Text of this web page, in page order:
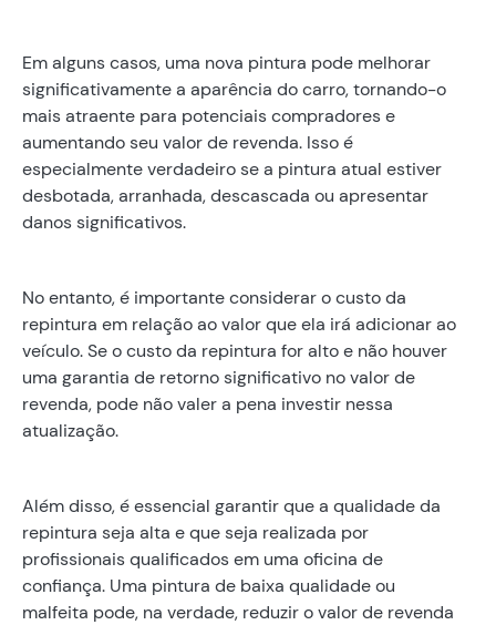
Em alguns casos, uma nova pintura pode melhorar
significativamente a aparência do carro, tornando-o
mais atraente para potenciais compradores e
aumentando seu valor de revenda. Isso é
especialmente verdadeiro se a pintura atual estiver
desbotada, arranhada, descascada ou apresentar
danos significativos.
No entanto, é importante considerar o custo da
repintura em relação ao valor que ela irá adicionar ao
veículo. Se o custo da repintura for alto e não houver
uma garantia de retorno significativo no valor de
revenda, pode não valer a pena investir nessa
atualização.
Além disso, é essencial garantir que a qualidade da
repintura seja alta e que seja realizada por
profissionais qualificados em uma oficina de
confiança. Uma pintura de baixa qualidade ou
malfeita pode, na verdade, reduzir o valor de revenda